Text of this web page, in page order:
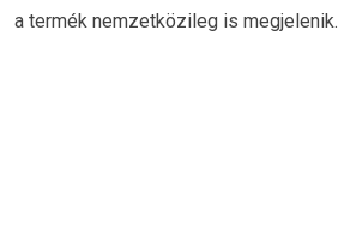
a termék nemzetközileg is megjelenik.